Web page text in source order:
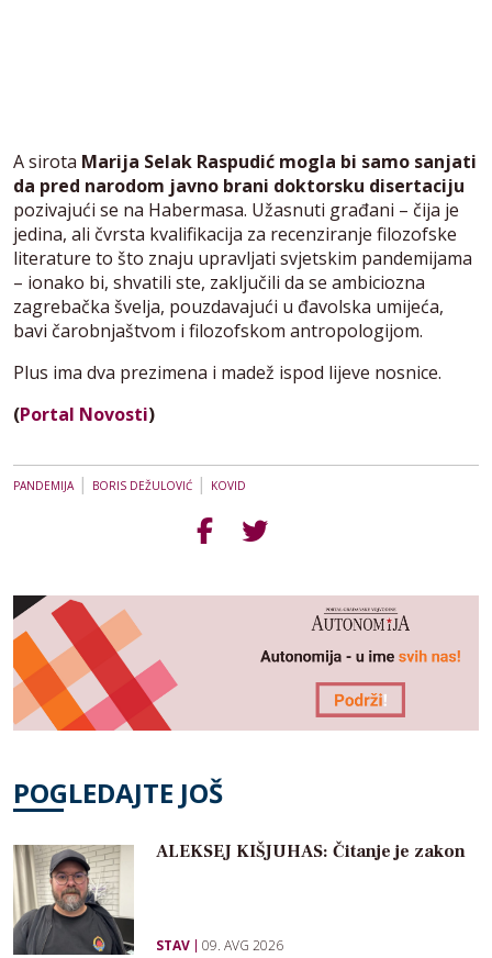
A sirota Marija Selak Raspudić mogla bi samo sanjati
da pred narodom javno brani doktorsku disertaciju
pozivajući se na Habermasa. Užasnuti građani – čija je
jedina, ali čvrsta kvalifikacija za recenziranje filozofske
literature to što znaju upravljati svjetskim pandemijama
– ionako bi, shvatili ste, zaključili da se ambiciozna
zagrebačka švelja, pouzdavajući u đavolska umijeća,
bavi čarobnjaštvom i filozofskom antropologijom.
Plus ima dva prezimena i madež ispod lijeve nosnice.
(Portal Novosti)
PANDEMIJA| BORIS DEŽULOVIĆ | KOVID
POGLEDAJTE JOŠ
ALEKSEJ KIŠJUHAS: Čitanje je zakon
STAV 09. AVG 2026